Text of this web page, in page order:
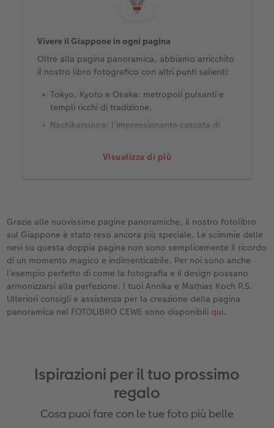
Visualizza di più
Vivere il Giappone in ogni pagina
Oltre alla pagina panoramica, abbiamo arricchito
il nostro libro fotografico con altri punti salienti:
Tokyo, Kyoto e Osaka: metropoli pulsanti e
templi ricchi di tradizione.
Nachikatsuura: l’impressionante cascata di
Grazie alle nuovissime pagine panoramiche, il nostro fotolibro
sul Giappone è stato reso ancora più speciale. Le scimmie delle
nevi su questa doppia pagina non sono semplicemente il ricordo
di un momento magico e indimenticabile. Per noi sono anche
l’esempio perfetto di come la fotografia e il design possano
armonizzarsi alla perfezione. I tuoi Annika e Mathias Koch P.S.
Ulteriori consigli e assistenza per la creazione della pagina
panoramica nel FOTOLIBRO CEWE sono disponibili qui.
Ispirazioni per il tuo prossimo
regalo
Cosa puoi fare con le tue foto più belle